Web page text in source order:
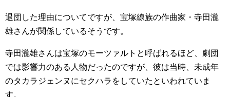
退団した理由についてですが、宝塚線族の作曲家・ 寺田瀧
雄さんが関係しているそうです。
寺田瀧雄さんは宝塚のモーツァルトと呼ばれるほど、劇団
では影響力のある人物だったのですが、彼は当時、未成年
のタカラジェンヌにセクハラをしていたといわれていま
す。